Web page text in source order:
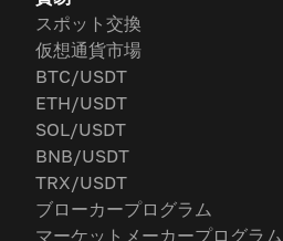
スポット交換
仮想通貨市場
BTC/USDT
ETH/USDT
SOL/USDT
BNB/USDT
TRX/USDT
ブローカープログラム
マーケットメーカープログラム